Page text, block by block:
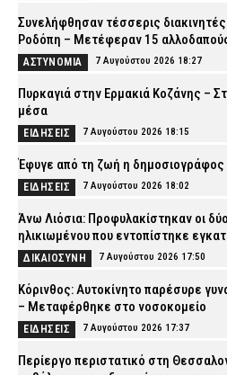
Συνελήφθησαν τέσσερις
Ροδόπη – Μετέφεραν 15
ΑΣΤΥΝΟΜΙΑ 7 Αυγούστου 2026 18:27
Πυρκαγιά στην Ερμακιά Κοζάνης –
μέσα
ΕΙΔΗΣΕΙΣ 7 Αυγούστου 2026 18:15
Έφυγε από τη ζωή η δημοσιογράφος
ΕΙΔΗΣΕΙΣ 7 Αυγούστου 2026 18:02
Άνω Λιόσια: Προφυλακίστηκαν οι
ηλικιωμένου που εντοπίστηκε
ΔΙΚΑΙΟΣΥΝΗ 7 Αυγούστου 2026 17:50
Κόρινθος: Αυτοκίνητο παρέσυρε
– Μεταφέρθηκε στο νοσοκομείο
ΕΙΔΗΣΕΙΣ 7 Αυγούστου 2026 17:37
Περίεργο περιστατικό στη